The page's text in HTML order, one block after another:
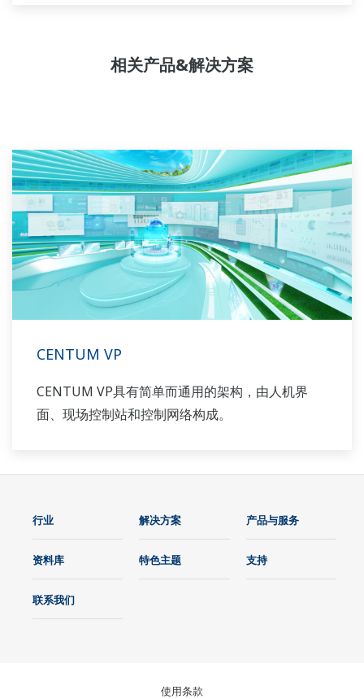
相关产品&解决方案
CENTUM VP
CENTUM VP具有简单而通用的架构，由人机界
面、现场控制站和控制网络构成。
行业 解决方案 产品与服务
资料库 特色主题 支持
联系我们
使用条款